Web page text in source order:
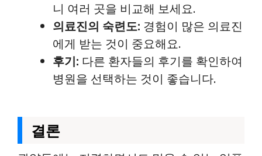
니 여러 곳을 비교해 보세요.
의료진의 숙련도: 경험이 많은 의료진
에게 받는 것이 중요해요.
후기: 다른 환자들의 후기를 확인하여
병원을 선택하는 것이 좋습니다.
결론